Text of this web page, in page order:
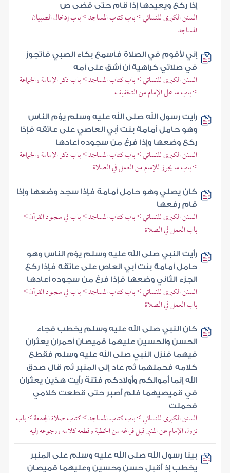
إذا ركع ويعيدها إذا قام حتى قضى ص
السنن الكبرى للنسائي > باب كتاب المساجد > باب إدخال الصبيان
المساجد
إني لأقوم في الصلاة فأسمع بكاء الصبي فأتجوز
في صلاتي كراهية أن أشق على أمه
السنن الكبرى للنسائي > باب كتاب المساجد > باب ذكر الإمامة والجماعة
> باب ما على الإمام من التخفيف
رأيت رسول الله صلى الله عليه وسلم يؤم الناس
وهو حامل أمامة بنت أبي العاصي على عاتقه فإذا
ركع وضعها وإذا فرغ من سجوده أعادها
السنن الكبرى للنسائي > باب كتاب المساجد > باب ذكر الإمامة والجماعة
> باب ما يجوز للإمام من العمل في الصلاة
كان يصلي وهو حامل أمامة فإذا سجد وضعها وإذا
قام رفعها
السنن الكبرى للنسائي > باب كتاب المساجد > باب في سجود القرآن >
باب العمل في الصلاة
رأيت النبي صلى الله عليه وسلم يؤم الناس وهو
حامل أمامة بنت أبي العاص على عاتقه فإذا ركع
الجزء الثاني وضعها فإذا فرغ من سجوده أعادها
السنن الكبرى للنسائي > باب كتاب المساجد > باب في سجود القرآن >
باب العمل في الصلاة
كان النبي صلى الله عليه وسلم يخطب فجاء
الحسن والحسين عليهما قميصان أحمران يعثران
فيهما فنزل النبي صلى الله عليه وسلم فقطع
كلامه فحملهما ثم عاد إلى المنبر ثم قال صدق
الله إنما أموالكم وأولادكم فتنة رأيت هذين يعثران
في قميصيهما فلم أصبر حتى قطعت كلامي
فحملت
السنن الكبرى للنسائي > باب كتاب المساجد > كتاب صلاة الجمعة > باب
نزول الإمام عن المنبر قبل فراغه من الخطبة وقطعه كلامه ورجوعه إليه
بينا رسول الله صلى الله عليه وسلم على المنبر
يخطب إذ أقبل حسن وحسين وعليهما قميصان